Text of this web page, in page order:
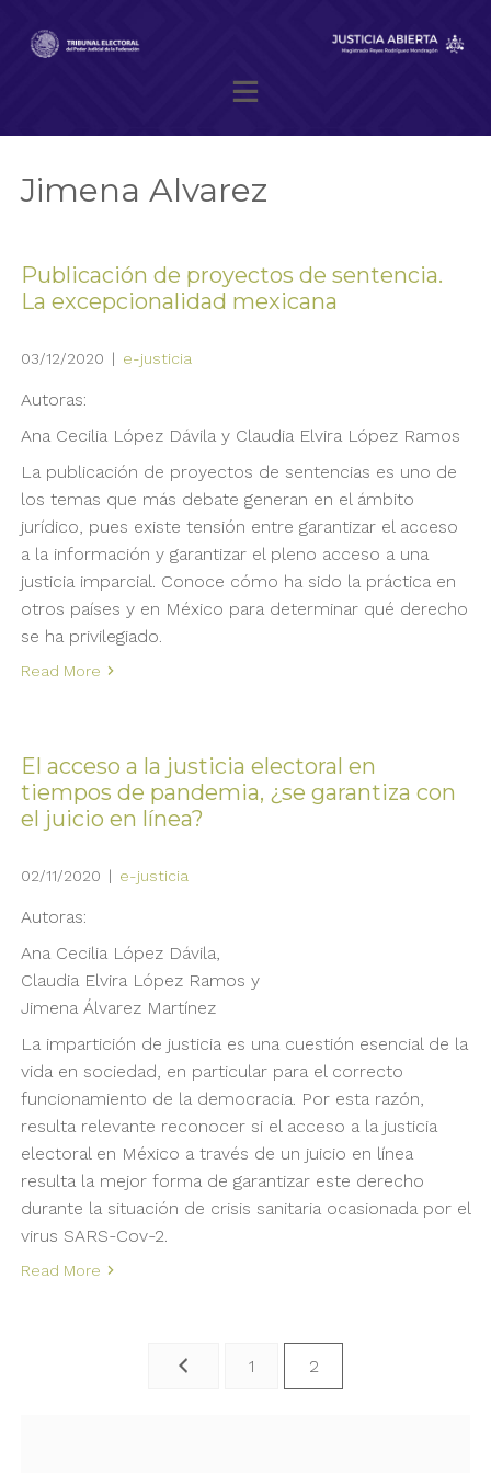
Magistrado presidente Reyes Rodríguez Mondragón
Jimena Alvarez
Publicación de proyectos de sentencia.
La excepcionalidad mexicana
03/12/2020 | e-justicia
Autoras:
Ana Cecilia López Dávila y Claudia Elvira López Ramos
La publicación de proyectos de sentencias es uno de
los temas que más debate generan en el ámbito
jurídico, pues existe tensión entre garantizar el acceso
a la información y garantizar el pleno acceso a una
justicia imparcial. Conoce cómo ha sido la práctica en
otros países y en México para determinar qué derecho
se ha privilegiado.
Read More
El acceso a la justicia electoral en
tiempos de pandemia, ¿se garantiza con
el juicio en línea?
02/11/2020 | e-justicia
Autoras:
Ana Cecilia López Dávila,
Claudia Elvira López Ramos y
Jimena Álvarez Martínez
La impartición de justicia es una cuestión esencial de la
vida en sociedad, en particular para el correcto
funcionamiento de la democracia. Por esta razón,
resulta relevante reconocer si el acceso a la justicia
electoral en México a través de un juicio en línea
resulta la mejor forma de garantizar este derecho
durante la situación de crisis sanitaria ocasionada por el
virus SARS-Cov-2.
Read More
Navegación
1 2